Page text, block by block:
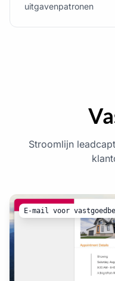
uitgavenpatronen
Stroomlijn
{
"appointment_time"
"listing_agents":
E-mail voor